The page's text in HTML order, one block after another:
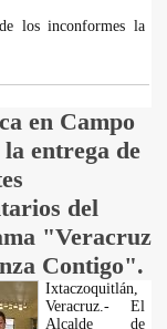
los inconformes la
en Campo
entrega de
del
"Veracruz
Contigo".
Ixtaczoquitlán,
Veracruz.- El
Alcalde de